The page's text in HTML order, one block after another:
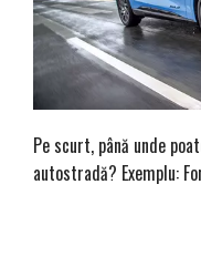
Pe scurt, până unde
autostradă? Exemplu: